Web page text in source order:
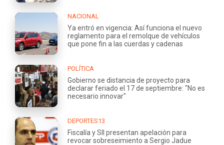
NACIONAL
Ya entró en vigencia: Así funciona el nuevo
reglamento para el remolque de vehículos
que pone fin a las cuerdas y cadenas
POLÍTICA
Gobierno se distancia de proyecto para
declarar feriado el 17 de septiembre: "No es
necesario innovar"
DEPORTES13
Fiscalía y SII presentan apelación para
revocar sobreseimiento a Sergio Jadue